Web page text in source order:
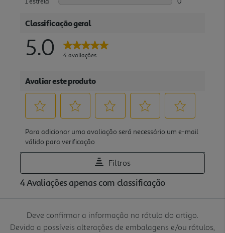
Deve confirmar a informação no rótulo do artigo.
Devido a possíveis alterações de embalagens e/ou rótulos,